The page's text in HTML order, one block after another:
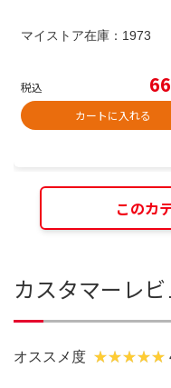
マイストア在庫： 1973
税込
カートに入れる
このカ
カスタマーレビ
オススメ度